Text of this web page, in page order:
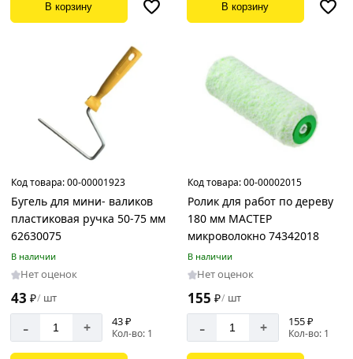
В корзину В корзину
Код товара:00-00001923
Бугель для мини- валиков
пластиковая ручка 50-75 мм
62630075
В наличии
Нет оценок
43 ₽/ шт
- + 43 ₽
Кол-во: 1
Код товара:00-00002015
Ролик для работ по дереву
180 мм МАСТЕР
микроволокно 74342018
В наличии
Нет оценок
155 ₽/ шт
- + 155 ₽
Кол-во: 1